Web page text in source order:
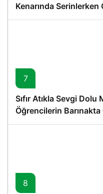
Kenarında
7
Sıfır Atıkla Sevgi Dolu
Öğrencilerin
Proje
8